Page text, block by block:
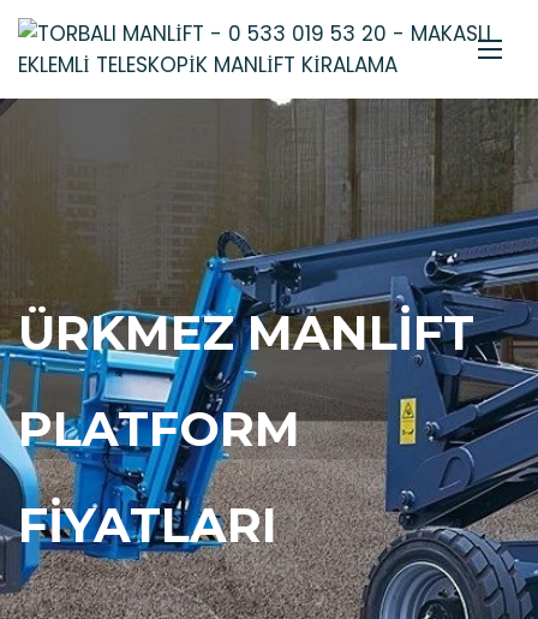
ÜRKMEZ MANLIFT
PLATFORM
FIYATLARI